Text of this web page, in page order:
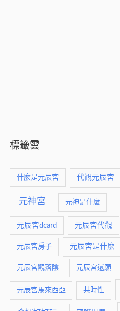
標籤雲
什麼是元辰宮 代觀元辰宮
元神宮 元神是什麼
元辰宮dcard 元辰宮代觀
元辰宮房子 元辰宮是什麼
元辰宮觀落陰 元辰宮還願
元辰宮馬來西亞 共時性